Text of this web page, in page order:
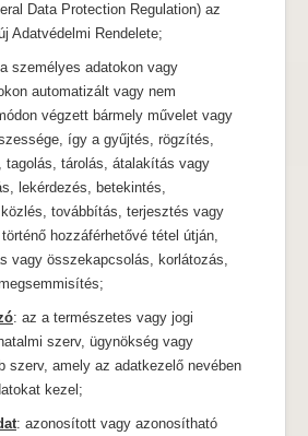
Data Protection Regulation) az
Adatvédelmi Rendelete;
személyes adatokon vagy
automatizált vagy nem
végzett bármely művelet vagy
így a gyűjtés, rögzítés,
tagolás, tárolás, átalakítás vagy
lekérdezés, betekintés,
továbbítás, terjesztés vagy
hozzáférhetővé tétel útján,
vagy összekapcsolás, korlátozás,
: az a természetes vagy jogi
szerv, ügynökség vagy
szerv, amely az adatkezelő nevében
kezel;
: azonosított vagy azonosítható